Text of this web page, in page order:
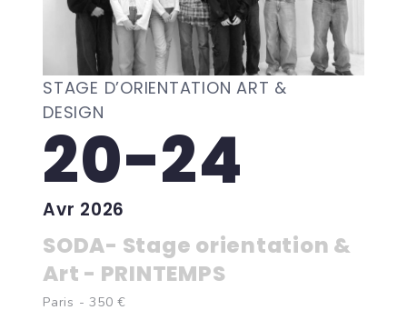
STAGE D’ORIENTATION ART &
DESIGN
20-24
Avr 2026
SODA- Stage orientation &
Art - PRINTEMPS
Paris - 350 €